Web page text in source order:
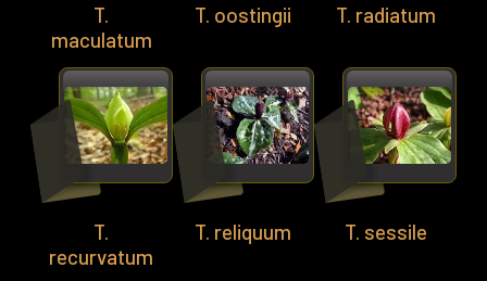
T.
maculatum
T. oostingii T. radiatum
T.
recurvatum
T. reliquum T. sessile